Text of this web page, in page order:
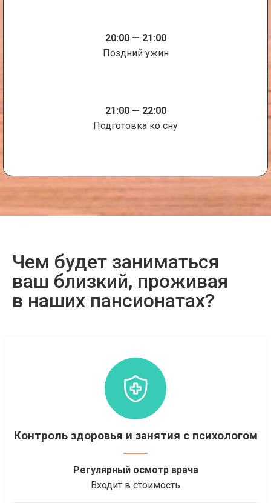
20:00 — 21:00
Поздний ужин
21:00 — 22:00
Подготовка ко сну
Чем будет заниматься
ваш близкий, проживая
в наших пансионатах?
Контроль здоровья и занятия с психологом
Регулярный осмотр врача
Входит в стоимость